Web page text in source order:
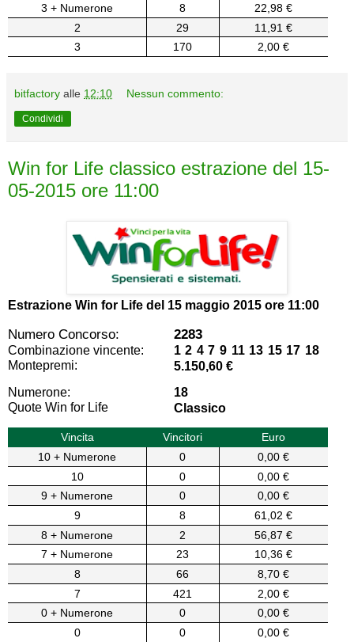
3 + Numerone
8
22,98 €
2
29
11,91 €
3
170 2,00 €
bitfactory alle 12:10 Nessun commento:
Condividi
Win for Life classico estrazione del 15-
05-2015 ore 11:00
Estrazione Win for Life del 15 maggio 2015 ore 11:00
Numero Concorso: 2283
Combinazione vincente:
1 2 4 7 9 11 13 15 17 18
Montepremi:
5.150,60 €
Numerone:
18
Quote Win for Life
Classico
Vincita Vincitori
Euro
10 + Numerone
0
0,00 €
10
0
0,00 €
9 + Numerone
0
0,00 €
9
8
61,02 €
8 + Numerone
2
56,87 €
7 + Numerone
23
10,36 €
8
66
8,70 €
7
421
2,00 €
0 + Numerone
0
0,00 €
0
0
0,00 €